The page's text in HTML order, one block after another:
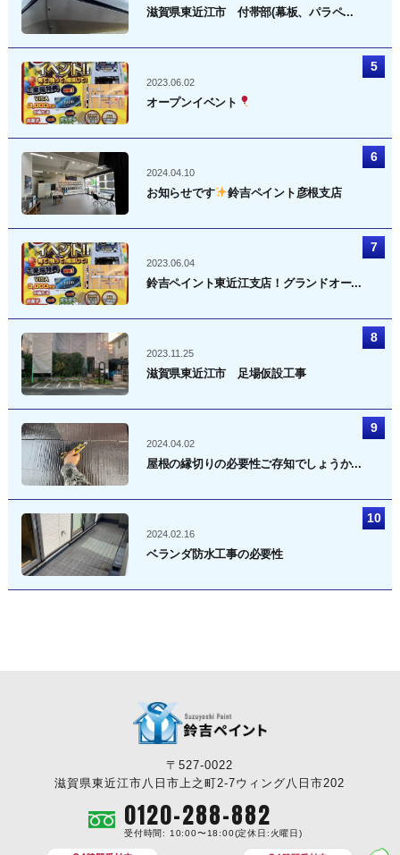
滋賀県東近江市 付帯部(幕板、パラペ...
2023.06.02
オープンイベント
2024.04.10
お知らせです 鈴吉ペイント彦根支店
2023.06.04
鈴吉ペイント東近江支店！グランドオー...
2023.11.25
滋賀県東近江市 足場仮設工事
2024.04.02
屋根の縁切りの必要性ご存知でしょうか...
2024.02.16
ベランダ防水工事の必要性
〒527-0022
滋賀県東近江市八日市上之町2-7ウィング八日市202
0120-288-882
受付時間: 10:00〜18:00(定休日:火曜日)